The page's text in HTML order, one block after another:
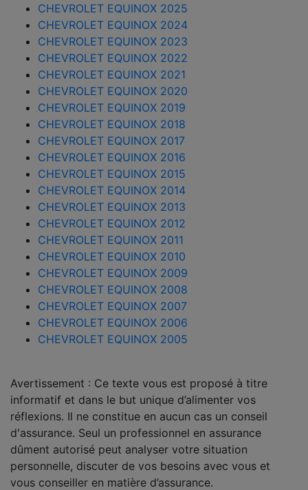
CHEVROLET EQUINOX 2025
CHEVROLET EQUINOX 2024
CHEVROLET EQUINOX 2023
CHEVROLET EQUINOX 2022
CHEVROLET EQUINOX 2021
CHEVROLET EQUINOX 2020
CHEVROLET EQUINOX 2019
CHEVROLET EQUINOX 2018
CHEVROLET EQUINOX 2017
CHEVROLET EQUINOX 2016
CHEVROLET EQUINOX 2015
CHEVROLET EQUINOX 2014
CHEVROLET EQUINOX 2013
CHEVROLET EQUINOX 2012
CHEVROLET EQUINOX 2011
CHEVROLET EQUINOX 2010
CHEVROLET EQUINOX 2009
CHEVROLET EQUINOX 2008
CHEVROLET EQUINOX 2007
CHEVROLET EQUINOX 2006
CHEVROLET EQUINOX 2005
Avertissement : Ce texte vous est proposé à titre
informatif et dans le but unique d’alimenter vos
réflexions. Il ne constitue en aucun cas un conseil
d'assurance. Seul un professionnel en assurance
dûment autorisé peut analyser votre situation
personnelle, discuter de vos besoins avec vous et
vous conseiller en matière d’assurance.